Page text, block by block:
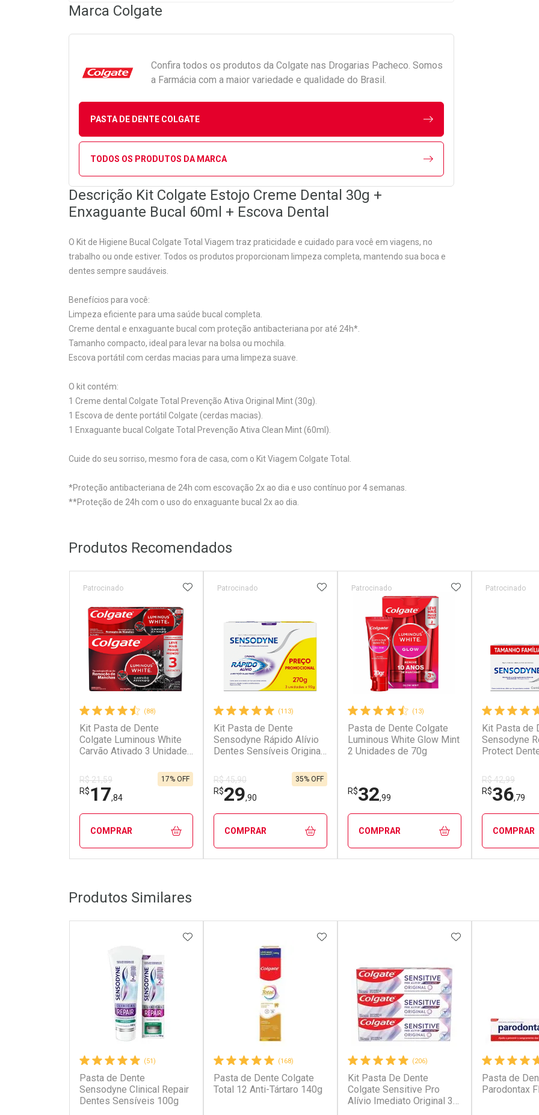
Marca Colgate
Confira todos os produtos da Colgate nas Drogarias Pacheco. Somos
a Farmácia com a maior variedade e qualidade do Brasil.
PASTA DE DENTE COLGATE
TODOS OS PRODUTOS DA MARCA
Descrição Kit Colgate Estojo Creme Dental 30g +
Enxaguante Bucal 60ml + Escova Dental
O Kit de Higiene Bucal Colgate Total Viagem traz praticidade e cuidado para você em viagens, no
trabalho ou onde estiver. Todos os produtos proporcionam limpeza completa, mantendo sua boca e
dentes sempre saudáveis.
Benefícios para você:
Limpeza eficiente para uma saúde bucal completa.
Creme dental e enxaguante bucal com proteção antibacteriana por até 24h*.
Tamanho compacto, ideal para levar na bolsa ou mochila.
Escova portátil com cerdas macias para uma limpeza suave.
O kit contém:
1 Creme dental Colgate Total Prevenção Ativa Original Mint (30g).
1 Escova de dente portátil Colgate (cerdas macias).
1 Enxaguante bucal Colgate Total Prevenção Ativa Clean Mint (60ml).
Cuide do seu sorriso, mesmo fora de casa, com o Kit Viagem Colgate Total.
*Proteção antibacteriana de 24h com escovação 2x ao dia e uso contínuo por 4 semanas.
**Proteção de 24h com o uso do enxaguante bucal 2x ao dia.
Produtos Recomendados
(88)
Kit Pasta de Dente
Colgate Luminous White
Carvão Ativado 3 Unidades
Patrocinado
R$ 21,59
R$17,84
17% OFF
ADICIONAR AOS FAVORITOS
COMPRAR
Laboratório
Ativar Desconto
Por Menos
(113)
Kit Pasta de Dente
Sensodyne Rápido Alívio
Dentes Sensíveis Original
Patrocinado
R$ 45,90
R$29,90
35% OFF
ADICIONAR AOS FAVORITOS
COMPRAR
Ativar Desconto
(13)
Pasta de Dente Colgate
Luminous White Glow Mint
2 Unidades de 70g
Patrocinado
R$32,99
ADICIONAR AOS
COMPRAR
Ativar Desconto
Kit Pasta de
Sensodyne
Protect
Patrocinado
R$ 42,99
R$36,79
COMPRAR
Ativar
Produtos Similares
(51)
Pasta de Dente
Sensodyne Clinical Repair
Dentes Sensíveis 100g
ADICIONAR AOS FAVORITOS
(168)
Pasta de Dente Colgate
Total 12 Anti-Tártaro 140g
ADICIONAR AOS FAVORITOS
(206)
Kit Pasta De Dente
Colgate Sensitive Pro
Alívio Imediato Original 3
ADICIONAR AOS
Pasta de
Parodontax